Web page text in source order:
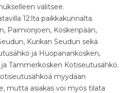
valitsee.
12:lta paikkakunnalta.
Paimionjoen, Koskenpään,
Kurikan Seudun sekä
ja Huopanankosken,
Tammerkosken Kotiseutusähkö.
myydään
mutta asiakas voi myös tilata